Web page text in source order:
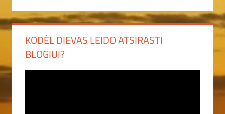
KODĖL DIEVAS LEIDO ATSIRASTI
BLOGIUI?